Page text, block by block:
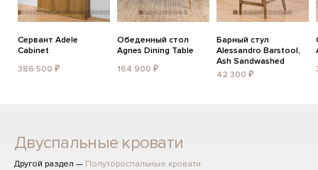
Сервант Adele
Cabinet
386 500 ₽
Обеденный стол
Agnes Dining Table
164 900 ₽
Барный стул
Alessandro Barstool,
Ash Sandwashed
42 300 ₽
Двуспальные кровати
Другой раздел — Полутороспальные кровати